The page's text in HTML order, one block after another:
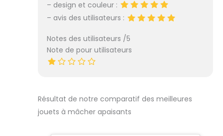
utilisation. Cadeau
Parfait pour Les
Chaque mère veut
le meilleur cadeau
sa taille exclut
tout risque
Fabriqué en
silicone 100 % de
Conforme aux
normes de
– design et couleur :
– avis des utilisateurs :
Notes des utilisateurs /5
Note de pour utilisateurs
Résultat de notre comparatif des meilleures
jouets à mâcher apaisants